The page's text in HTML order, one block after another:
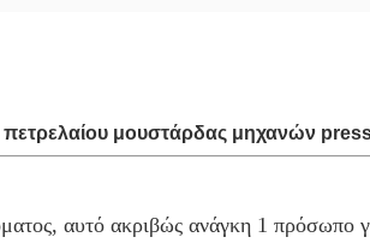
πετρελαίου μουστάρδας μηχανών
αυτό ακριβώς ανάγκη 1 πρόσωπο